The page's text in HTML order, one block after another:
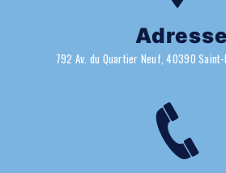
Adresse
792 Av. du Quartier Neuf, 40390